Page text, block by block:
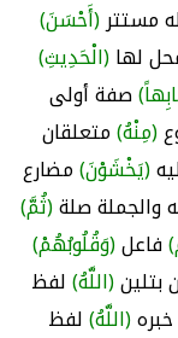
مستتر(أَحْسَنَ)
لها(الْحَدِيثِ)
صفة أولى
(مِنْهُ)متعلقان
(يَخْشَوْنَ)مضارع
والجملة صلة(ثُمَّ)
فاعل(وَقُلُوبُهُمْ)
بتلين(اللَّهُ)لفظ
خبره(اللَّهُ)لفظ